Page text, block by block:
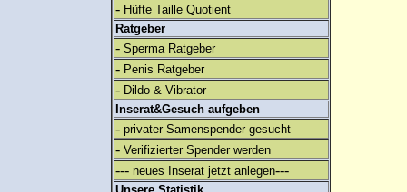
- Hüfte Taille Quotient
Ratgeber
- Sperma Ratgeber
- Penis Ratgeber
- Dildo & Vibrator
Inserat&Gesuch aufgeben
- privater Samenspender gesucht
- Verifizierter Spender werden
--- neues Inserat jetzt anlegen---